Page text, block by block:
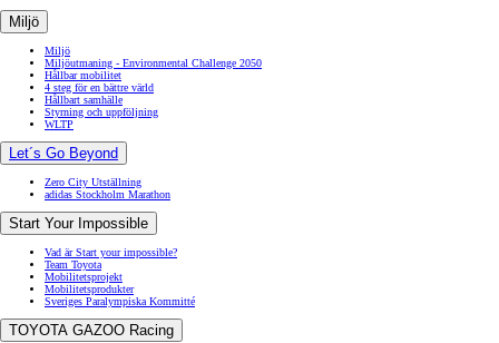
Miljö
Miljö
Miljöutmaning - Environmental Challenge 2050
Hållbar mobilitet
4 steg för en bättre värld
Hållbart samhälle
Styrning och uppföljning
WLTP
Let´s Go Beyond
Zero City Utställning
adidas Stockholm Marathon
Start Your Impossible
Vad är Start your impossible?
Team Toyota
Mobilitetsprojekt
Mobilitetsprodukter
Sveriges Paralympiska Kommitté
TOYOTA GAZOO Racing